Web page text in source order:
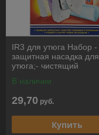
IR3 для утюга Набор -
защитная насадка для
утюга;- чистящий
салфетка.TOPPERR
В наличии
29,70 руб.
Купить